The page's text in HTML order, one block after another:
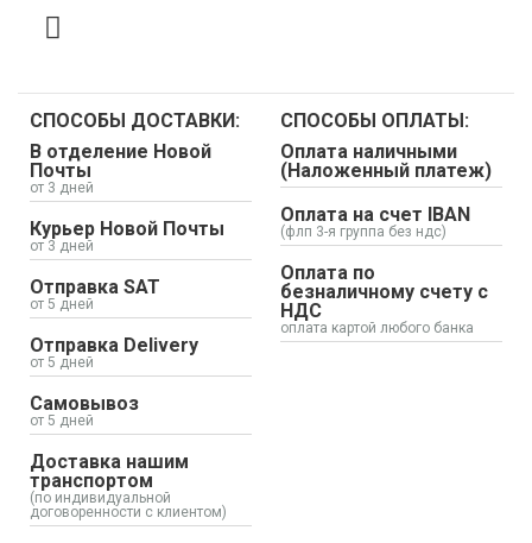
СПОСОБЫ ДОСТАВКИ:
В отделение Новой
Почты
от 3 дней
Курьер Новой Почты
от 3 дней
Отправка SAT
от 5 дней
Отправка Delivery
от 5 дней
Самовывоз
от 5 дней
Доставка нашим
транспортом
(по индивидуальной
договоренности с клиентом)
СПОСОБЫ ОПЛАТЫ:
Оплата наличными
(Наложенный платеж)
Оплата на счет IBAN
(флп 3-я группа без ндс)
Оплата по
безналичному счету с
НДС
оплата картой любого банка